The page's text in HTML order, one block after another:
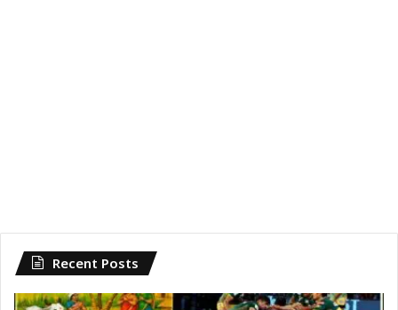
Recent Posts